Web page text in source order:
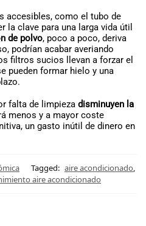
accesibles, como el tubo de
la clave para una larga vida útil
de polvo, poco a poco, deriva
podrían acabar averiando
filtros sucios llevan a forzar el
pueden formar hielo y una
falta de limpieza disminuyen la
menos y a mayor coste
un gasto inútil de dinero en
Tagged: aire acondicionado,
aire acondicionado